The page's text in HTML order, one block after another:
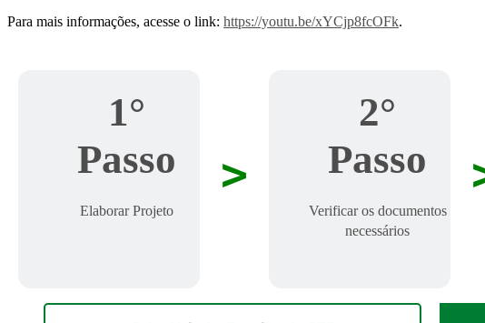
Para mais informações, acesse o link: https://youtu.be/xYCjp8fcOFk.
1°
Passo
Elaborar Projeto
>
2°
Passo
Verificar os documentos
necessários